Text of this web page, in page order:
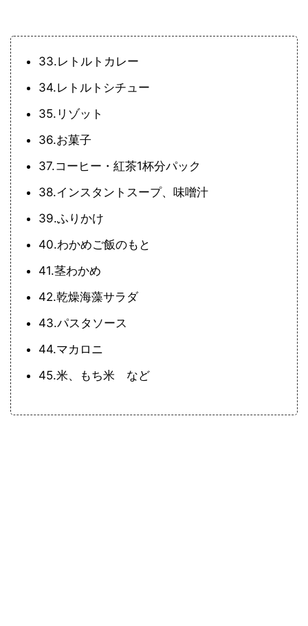
33.レトルトカレー
34.レトルトシチュー
35.リゾット
36.お菓子
37.コーヒー・紅茶1杯分パック
38.インスタントスープ、味噌汁
39.ふりかけ
40.わかめご飯のもと
41.茎わかめ
42.乾燥海藻サラダ
43.パスタソース
44.マカロニ
45.米、もち米 など